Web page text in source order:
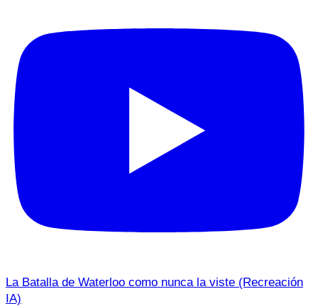
La Batalla de Waterloo como nunca la viste (Recreación
IA)